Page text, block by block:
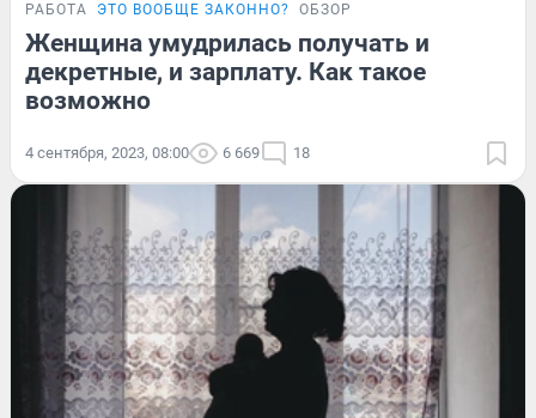
РАБОТА ЭТО ВООБЩЕ ЗАКОННО? ОБЗОР
Женщина умудрилась получать и
декретные, и зарплату. Как такое
возможно
4 сентября, 2023, 08:00 6 669 18